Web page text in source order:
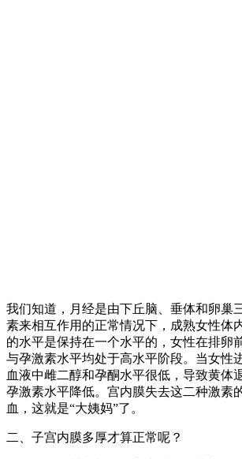
我们知道，月经是由下丘脑、垂体和卵巢
素来相互作用的正常情况下，成熟女性体
的水平是保持在一个水平的，女性在排卵
与孕激素水平均处于高水平阶段。当女性
血液中雌二醇和孕酮水平很低，导致黄体
孕激素水平降低。宫内膜失去这二种激素
血，这就是“大姨妈”了。
二、子宫内膜多厚才算正常呢？